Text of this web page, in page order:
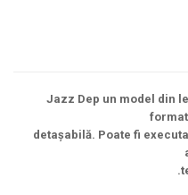
Jazz Dep un model din
detașabilă. Poate fi